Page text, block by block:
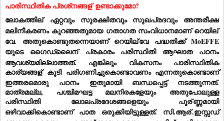
പാരിസ്ഥിതിക പ്രശ്‌നങ്ങള് ഉണ്ടാക്കുമോ?
ലോകത്തില് ഏറ്റവും സുരക്ഷിതവും സുഖപ്രദവും അന്തരീക്ഷ
മലിനീകരണം കുറഞ്ഞതുമായ ഗതാഗത സംവിധാനമാണ് റെയില്
വേ. അതുകൊണ്ടുതന്നെയാണ് റെയില്വേ പദ്ധതിക്ക് MoEFFE
യുടെ ഗൈഡ്‌ലൈന് പ്രകാരം പരിസ്ഥിതി ആഘാത പഠനം
ആവശ്യമില്ലാത്തത്. എങ്കിലും വികസനം പാരിസ്ഥിതിക
കാര്യങ്ങള് കൂടി പരിഗണിച്ചുകൊണ്ടാവണം എന്നതുകൊണ്ടാണ്
ഇത്തരമൊരു പഠനം ഇതുമായി ബന്ധപ്പെട്ട് നടത്തുന്നത്.
മാത്രമല്ല, പശ്ചിമഘട്ട മലനിരകളേയും അതുപോലുള്ള
പരിസ്ഥിതി ലോലപ്രദേശങ്ങളെയും പൂര്ണ്ണമായി
ഒഴിവാക്കികൊണ്ടാണ് പാത ഒരുക്കിയിട്ടുള്ളത്. സി.ആര്.ഇസ്സഡ്